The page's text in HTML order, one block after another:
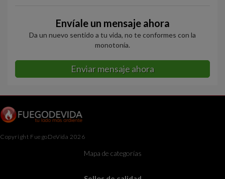
Envíale un mensaje ahora
Da un nuevo sentido a tu vida, no te conformes con la
monotonía.
Enviar mensaje ahora
Copyright FuegoDeVida 2026
Mapa de categorías